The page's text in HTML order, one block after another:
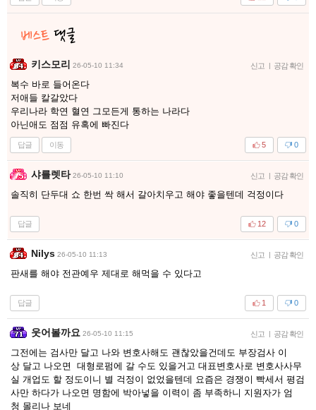
키스모리 26-05-10 11:34 신고 | 공감 확인
복수 바로 들어온다
저애들 칼갈았다
우리나라 학연 혈연 그모든게 통하는 나라다
아닌애도 점점 유혹에 빠진다
답글 이동 0
5
샤를렛타 26-05-10 11:10 신고 | 공감 확인
솔직히 단두대 쇼 한번 싹 해서 갈아치우고 해야 좋을텐데 걱정이다
답글 0
12
Nilys 26-05-10 11:13 신고 | 공감 확인
판새를 해야 전관예우 제대로 해먹을 수 있다고
답글 0
1
웃어볼까요 26-05-10 11:15 신고 | 공감 확인
그전에는 검사만 달고 나와 변호사해도 괜찮았을건데도 부장검사 이
상 달고 나오면 대형로펌에 갈 수도 있을거고 대표변호사로 변호사사무
실 개업도 할 정도이니 별 걱정이 없었을텐데 요즘은 경쟁이 빡세서 평검
사만 하다가 나오면 명함에 박아넣을 이력이 좀 부족하니 지원자가 엄
청 몰리나 보네